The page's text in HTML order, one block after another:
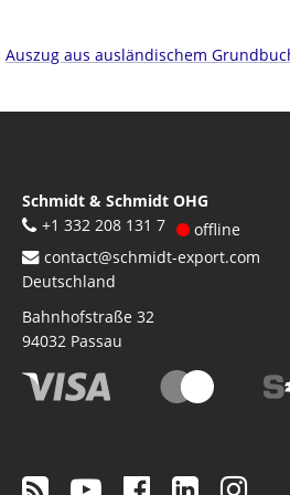
Auszug aus ausländischem
Schmidt & Schmidt OHG
+1 332 208 131 7
offline
contact@schmidt-export.com
Deutschland
Bahnhofstraße 32
94032 Passau